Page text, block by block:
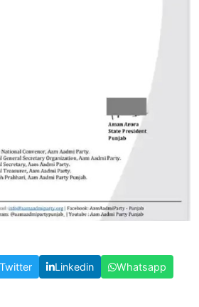
Twitter Linkedin
Whatsapp